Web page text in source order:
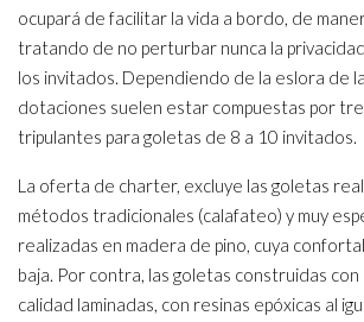
ocupará de facilitar la vida a bordo, de
tratando de no perturbar nunca la
los invitados. Dependiendo de la eslora de
dotaciones suelen estar compuestas por
tripulantes para goletas de 8 a 10 invitados.
La oferta de charter, excluye las goletas
métodos tradicionales (calafateo) y muy
realizadas en madera de pino, cuya
baja. Por contra, las goletas construidas
calidad laminadas, con resinas epóxicas al